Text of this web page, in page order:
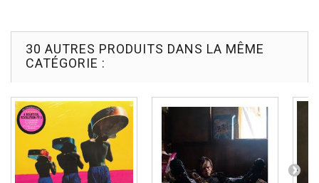
30 AUTRES PRODUITS DANS LA MÊME
CATÉGORIE :